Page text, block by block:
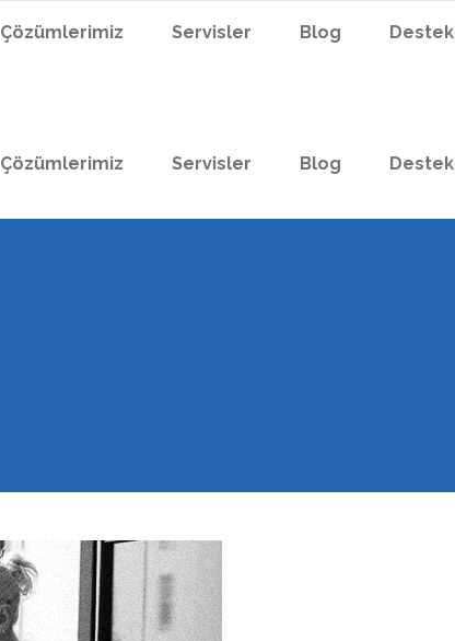
Çözümlerimiz Servisler Blog Destek
Çözümlerimiz Servisler Blog Destek